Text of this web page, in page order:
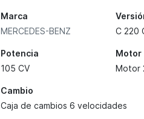
Marca
MERCEDES-BENZ
C 220
Potencia
105 CV
Motor
Motor
Cambio
Caja de cambios 6 velocidades